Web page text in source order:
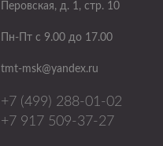
Перовская, д. 1, стр. 10
Пн-Пт с 9.00 до 17.00
tmt-msk@yandex.ru
+7 (499) 288-01-02
+7 917 509-37-27